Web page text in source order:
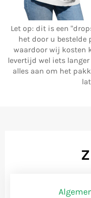
Let op: dit is een
het door u bestelde
waardoor wij kosten
levertijd wel iets
alles aan om het